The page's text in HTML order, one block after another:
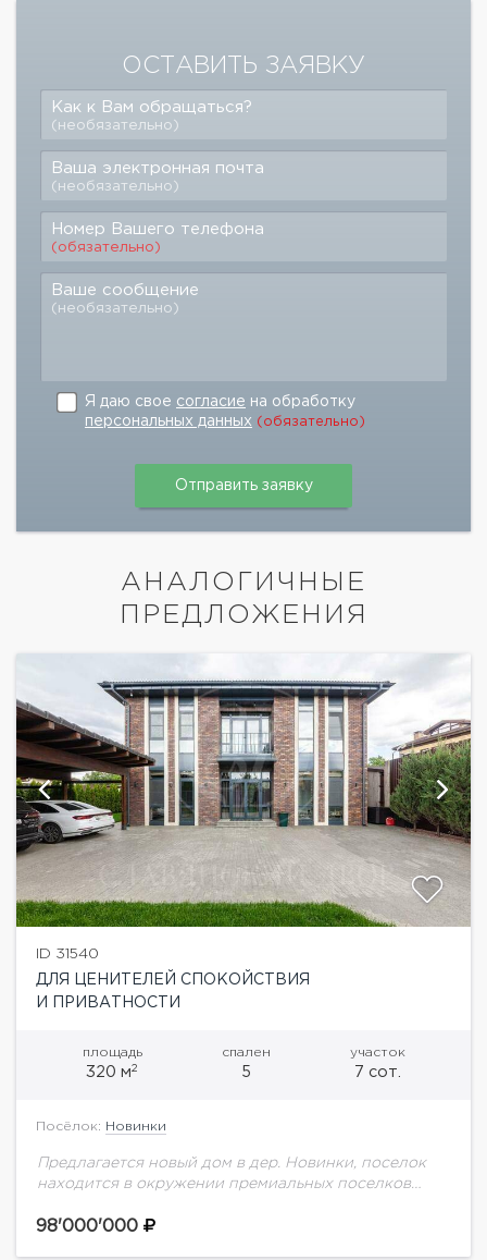
ОСТАВИТЬ ЗАЯВКУ
Как к Вам обращаться?
(необязательно)
Ваша электронная почта
(необязательно)
Номер Вашего телефона
(обязательно)
Ваше сообщение
(необязательно)
Я даю свое согласие на обработку
персональных данных (обязательно)
АНАЛОГИЧНЫЕ
ПРЕДЛОЖЕНИЯ
ID 31540
ДЛЯ ЦЕНИТЕЛЕЙ СПОКОЙСТВИЯ
И ПРИВАТНОСТИ
площадь
320 м2
спален
5
участок
7 сот.
Посёлок: Новинки
Предлагается новый дом в дер. Новинки, поселок
находится в окружении премиальных поселков
этаж: гостиная, спальня, кабинет, кухня, с/уВторой
98'000'000